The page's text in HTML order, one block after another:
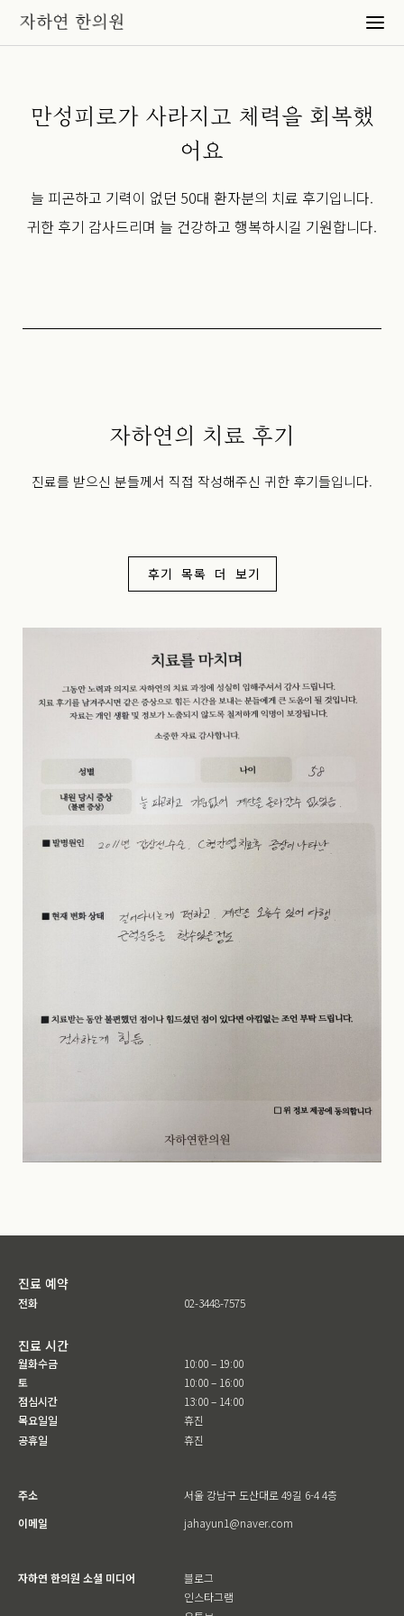
만성피로가 사라지고 체력을 회복했
어요
늘 피곤하고 기력이 없던 50대 환자분의 치료 후기입니다.
귀한 후기 감사드리며 늘 건강하고 행복하시길 기원합니다.
자하연의 치료 후기
진료를 받으신 분들께서 직접 작성해주신 귀한 후기들입니다.
후기 목록 더 보기
진료 예약
전화 02-3448-7575
진료 시간
월화수금
토
점심시간
목요일일
공휴일
10:00 – 19:00
10:00 – 16:00
13:00 – 14:00
휴진
휴진
주소
서울 강남구 도산대로 49길 6-4 4층
이메일
jahayun1@naver.com
자하연 한의원 소셜 미디어
블로그
인스타그램